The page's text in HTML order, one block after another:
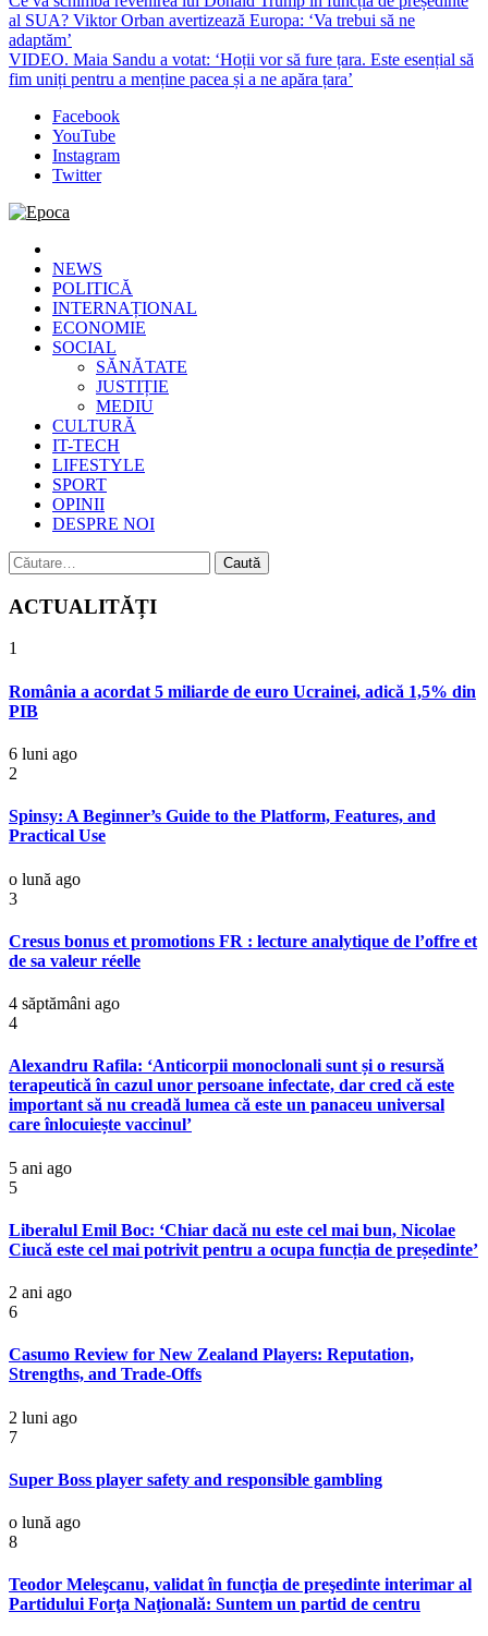
al SUA? Viktor Orban avertizează Europa: ‘Va trebui să ne
adaptăm’
VIDEO. Maia Sandu a votat: ‘Hoții vor să fure țara. Este esențial să
fim uniți pentru a menține pacea și a ne apăra țara’
Facebook
YouTube
Instagram
Twitter
Epoca
Cele mai noi știri online din România
NEWS
POLITICĂ
INTERNAȚIONAL
ECONOMIE
SOCIAL
SĂNĂTATE
JUSTIȚIE
MEDIU
CULTURĂ
IT-TECH
LIFESTYLE
SPORT
OPINII
DESPRE NOI
Caută
după:
ACTUALITĂȚI
1
România a acordat 5 miliarde de euro Ucrainei, adică 1,5% din
PIB
6 luni ago
2
Spinsy: A Beginner’s Guide to the Platform, Features, and
Practical Use
o lună ago
3
Cresus bonus et promotions FR : lecture analytique de l’offre et
de sa valeur réelle
4 săptămâni ago
4
Alexandru Rafila: ‘Anticorpii monoclonali sunt și o resursă
terapeutică în cazul unor persoane infectate, dar cred că este
important să nu creadă lumea că este un panaceu universal
care înlocuiește vaccinul’
5 ani ago
5
Liberalul Emil Boc: ‘Chiar dacă nu este cel mai bun, Nicolae
Ciucă este cel mai potrivit pentru a ocupa funcția de președinte’
2 ani ago
6
Casumo Review for New Zealand Players: Reputation,
Strengths, and Trade-Offs
2 luni ago
7
Super Boss player safety and responsible gambling
o lună ago
8
Teodor Meleşcanu, validat în funcţia de preşedinte interimar al
Partidului Forţa Naţională: Suntem un partid de centru